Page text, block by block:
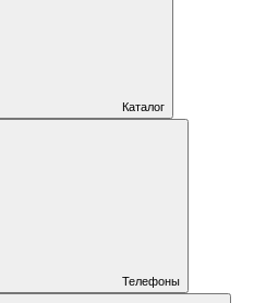
Каталог
Телефоны